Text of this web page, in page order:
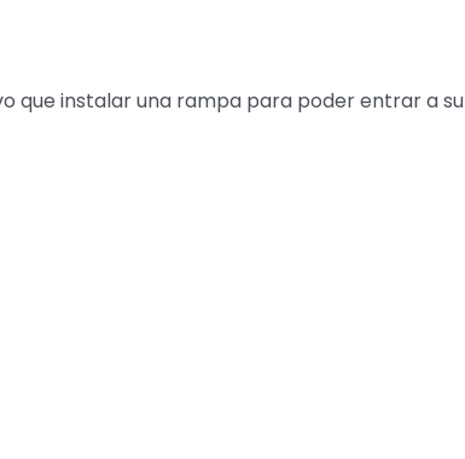
que instalar una rampa para poder entrar a su